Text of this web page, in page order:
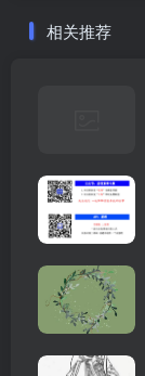
相关推荐